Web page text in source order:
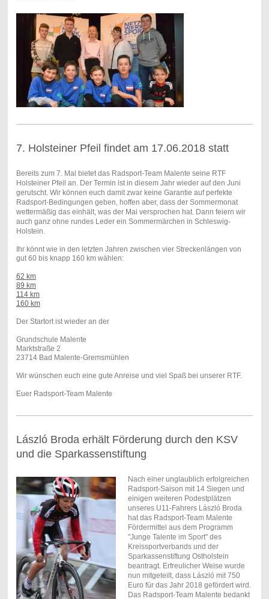
7. Holsteiner Pfeil findet am 17.06.2018 statt
Bereits zum 7. Mal bietet das Radsport-Team Malente seine RTF
Holsteiner Pfeil an. Der Termin ist in diesem Jahr wieder auf den Juni
gerutscht. Wir können euch damit zwar keine Garantie auf perfekte
Radsport-Bedingungen geben, hoffen aber, dass der Sommermonat
wettermäßig das einhält, was der Mai versprochen hat. Dann feiern wir
auch ganz ohne rundes Leder ein Sommermärchen in Schleswig-
Holstein.
Ihr könnt wie in den letzten Jahren zwischen vier Streckenlängen von
gut 60 bis knapp 160 km wählen:
62 km
89 km
114 km
160 km
Der Startort ist wieder an der
Grundschule Malente
Marktstraße 2
23714 Bad Malente-Gremsmühlen
Wir wünschen euch eine gute Anreise und viel Spaß bei unserer RTF.
Euer Radsport-Team Malente
László Broda erhält Förderung durch den KSV
und die Sparkassenstiftung
Nach einer unglaublich erfolgreichen
Radsport-Saison mit 14 Siegen und
einigen weiteren Podestplätzen
unseres U11-Fahrers László Broda
hat das Radsport-Team Malente
Fördermittel aus dem Programm
"Junge Talente im Sport" des
Kreissportverbands und der
Sparkassenstiftung Ostholstein
beantragt. Erfreulicher Weise wurde
nun mitgeteilt, dass László mit 750
Euro für das Jahr 2018 gefördert wird.
Das Radsport-Team Malente bedankt